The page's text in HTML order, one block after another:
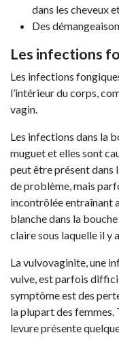
dans les cheveux
Des
Les infections
Les infections
l’intérieur du corps,
vagin.
Les infections dans la
muguet et elles sont
peut être présent dans
de problème, mais
incontrôlée entraînant
blanche dans la
claire sous laquelle il y
La vulvovaginite, une
vulve, est parfois
symptôme est des
la plupart des femmes.
levure présente